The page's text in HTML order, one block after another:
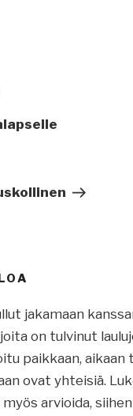
jakamaan
on tulvinut
paikkaan, aikaan
ovat yhteisiä.
myös arvioida,